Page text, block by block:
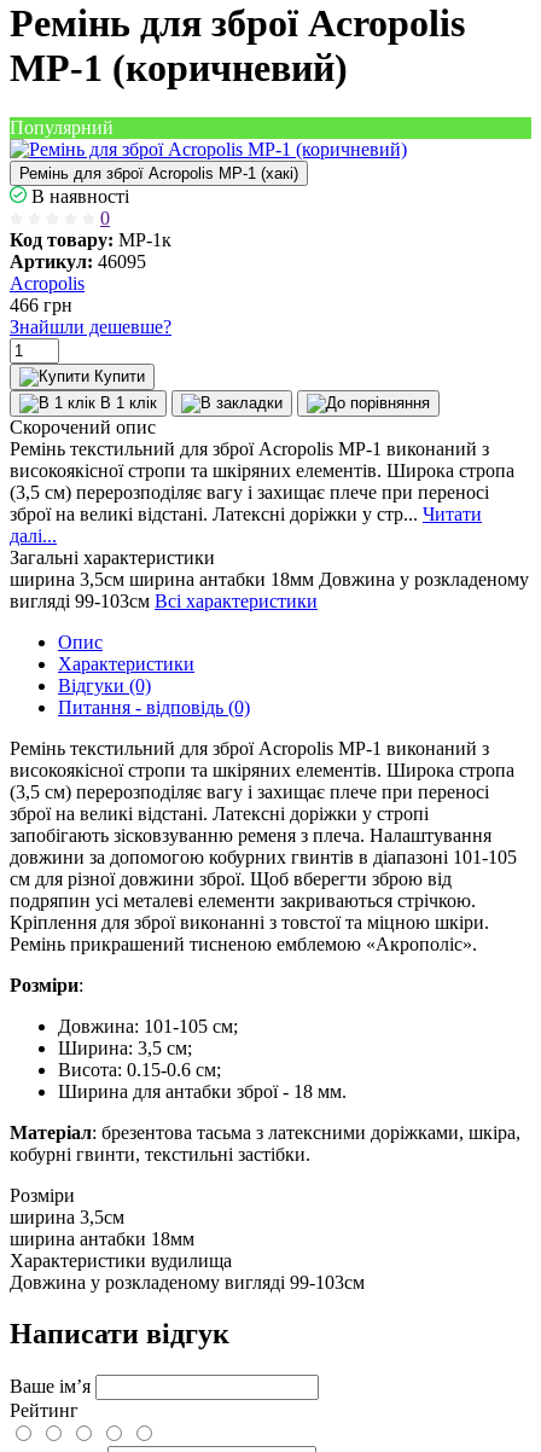
Ремінь для зброї Acropolis
МР-1 (коричневий)
Популярний
Ремінь для зброї Acropolis МР-1 (хакі)
В наявності
0
Код товару: МР-1к
Артикул: 46095
Acropolis
466 грн
Знайшли дешевше?
Купити
В 1 клік
Скорочений опис
Ремінь текстильний для зброї Acropolis МР-1 виконаний з
високоякісної стропи та шкіряних елементів. Широка стропа
(3,5 см) перерозподіляє вагу і захищає плече при переносі
зброї на великі відстані. Латексні доріжки у стр... Читати
далі...
Загальні характеристики
ширина 3,5см ширина антабки 18мм Довжина у розкладеному
вигляді 99-103см Всі характеристики
Опис
Характеристики
Відгуки (0)
Питання - відповідь (0)
Ремінь текстильний для зброї Acropolis МР-1 виконаний з
високоякісної стропи та шкіряних елементів. Широка стропа
(3,5 см) перерозподіляє вагу і захищає плече при переносі
зброї на великі відстані. Латексні доріжки у стропі
запобігають зісковзуванню ременя з плеча. Налаштування
довжини за допомогою кобурних гвинтів в діапазоні 101-105
см для різної довжини зброї. Щоб вберегти зброю від
подряпин усі металеві елементи закриваються стрічкою.
Кріплення для зброї виконанні з товстої та міцною шкіри.
Ремінь прикрашений тисненою емблемою «Акрополіс».
Розміри:
Довжина: 101-105 см;
Ширина: 3,5 см;
Висота: 0.15-0.6 см;
Ширина для антабки зброї - 18 мм.
Матеріал: брезентова тасьма з латексними доріжками, шкіра,
кобурні гвинти, текстильні застібки.
Розміри
ширина 3,5см
ширина антабки 18мм
Характеристики вудилища
Довжина у розкладеному вигляді 99-103см
Написати відгук
Ваше ім’я
Рейтинг